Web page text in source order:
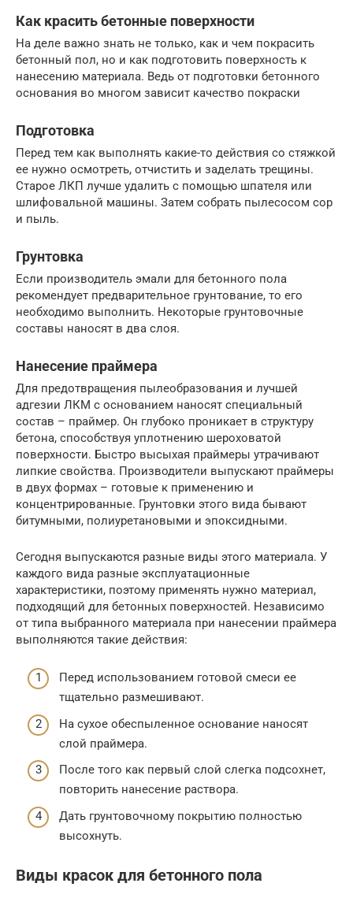
Как красить бетонные поверхности
На деле важно знать не только, как и чем покрасить
бетонный пол, но и как подготовить поверхность к
нанесению материала. Ведь от подготовки бетонного
основания во многом зависит качество покраски
Подготовка
Перед тем как выполнять какие-то действия со стяжкой
ее нужно осмотреть, отчистить и заделать трещины.
Старое ЛКП лучше удалить с помощью шпателя или
шлифовальной машины. Затем собрать пылесосом сор
и пыль.
Грунтовка
Если производитель эмали для бетонного пола
рекомендует предварительное грунтование, то его
необходимо выполнить. Некоторые грунтовочные
составы наносят в два слоя.
Нанесение праймера
Для предотвращения пылеобразования и лучшей
адгезии ЛКМ с основанием наносят специальный
состав – праймер. Он глубоко проникает в структуру
бетона, способствуя уплотнению шероховатой
поверхности. Быстро высыхая праймеры утрачивают
липкие свойства. Производители выпускают праймеры
в двух формах – готовые к применению и
концентрированные. Грунтовки этого вида бывают
битумными, полиуретановыми и эпоксидными.
Сегодня выпускаются разные виды этого материала. У
каждого вида разные эксплуатационные
характеристики, поэтому применять нужно материал,
подходящий для бетонных поверхностей. Независимо
от типа выбранного материала при нанесении праймера
выполняются такие действия:
Перед использованием готовой смеси ее
тщательно размешивают.
На сухое обеспыленное основание наносят
слой праймера.
После того как первый слой слегка подсохнет,
повторить нанесение раствора.
Дать грунтовочному покрытию полностью
высохнуть.
Виды красок для бетонного пола